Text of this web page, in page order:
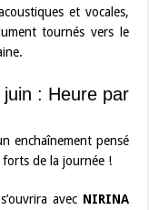
et vocales,
tournés vers le
: Heure par
enchaînement pensé
de la journée !
avec NIRINA